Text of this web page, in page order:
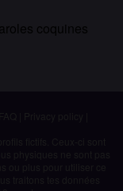
coquines